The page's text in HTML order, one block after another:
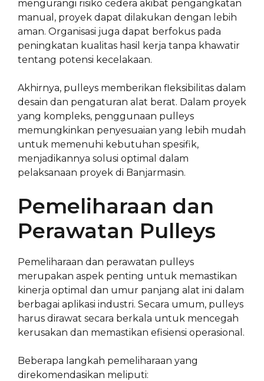
mengurangi risiko cedera akibat pengangkatan
manual, proyek dapat dilakukan dengan lebih
aman. Organisasi juga dapat berfokus pada
peningkatan kualitas hasil kerja tanpa khawatir
tentang potensi kecelakaan.
Akhirnya, pulleys memberikan fleksibilitas dalam
desain dan pengaturan alat berat. Dalam proyek
yang kompleks, penggunaan pulleys
memungkinkan penyesuaian yang lebih mudah
untuk memenuhi kebutuhan spesifik,
menjadikannya solusi optimal dalam
pelaksanaan proyek di Banjarmasin.
Pemeliharaan dan
Perawatan Pulleys
Pemeliharaan dan perawatan pulleys
merupakan aspek penting untuk memastikan
kinerja optimal dan umur panjang alat ini dalam
berbagai aplikasi industri. Secara umum, pulleys
harus dirawat secara berkala untuk mencegah
kerusakan dan memastikan efisiensi operasional.
Beberapa langkah pemeliharaan yang
direkomendasikan meliputi: